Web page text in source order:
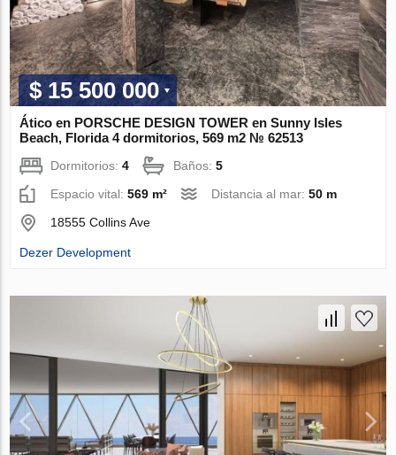
$ 15 500 000
Ático en PORSCHE DESIGN TOWER en Sunny Isles
Beach, Florida 4 dormitorios, 569 m2 № 62513
Dormitorios:4 Baños:5
Espacio vital:569 m² Distancia al mar:50 m
18555 Collins Ave
Dezer Development